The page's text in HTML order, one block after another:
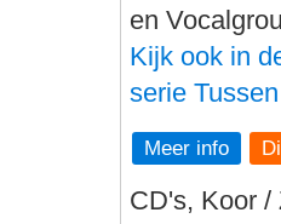
en
Kijk ook in
serie
Meer info
CD's, Koor /